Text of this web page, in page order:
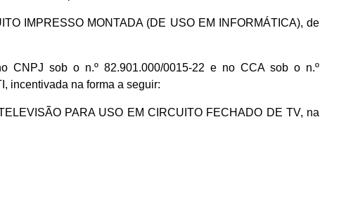
IMPRESSO MONTADA (DE USO EM INFORMÁTICA), de
CNPJ sob o n.º 82.901.000/0015-22 e no CCA sob o n.º
incentivada na forma a seguir:
PARA USO EM CIRCUITO FECHADO DE TV, na